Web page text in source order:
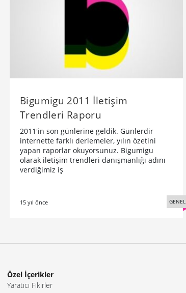
Bigumigu 2011 İletişim
Trendleri Raporu
2011'in son günlerine geldik. Günlerdir
internette farklı derlemeler, yılın özetini
yapan raporlar okuyorsunuz. Bigumigu
olarak iletişim trendleri danışmanlığı adını
verdiğimiz iş
15 yıl önce GENEL
Özel İçerikler
Yaratıcı Fikirler